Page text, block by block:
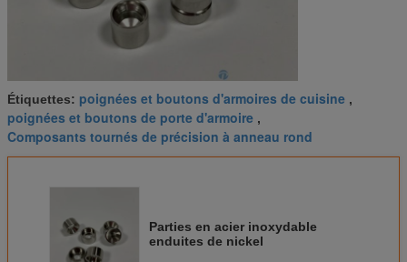
Étiquettes: poignées et boutons d'armoires de cuisine ,
poignées et boutons de porte d'armoire ,
Composants tournés de précision à anneau rond
Parties en acier inoxydable
enduites de nickel